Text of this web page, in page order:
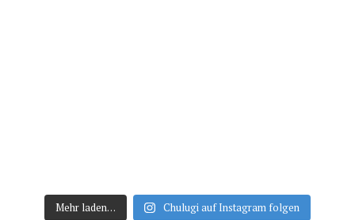
Mehr laden… Chulugi auf Instagram folgen